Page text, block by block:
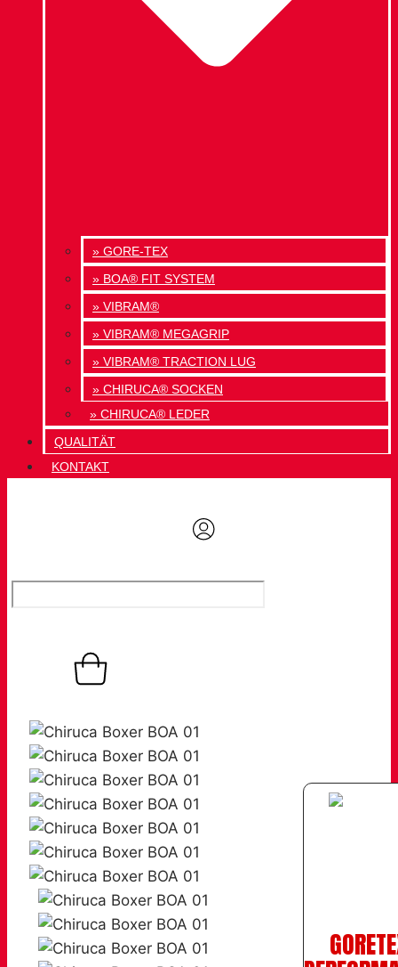
» GORE-TEX
» BOA® FIT SYSTEM
» VIBRAM®
» VIBRAM® MEGAGRIP
» VIBRAM® TRACTION LUG
» CHIRUCA® SOCKEN
» CHIRUCA® LEDER
QUALITÄT
KONTAKT